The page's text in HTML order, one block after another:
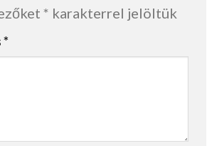
* karakterrel jelöltük
*